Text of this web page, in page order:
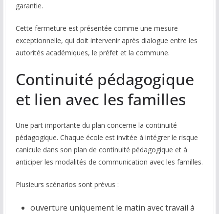
garantie.
Cette fermeture est présentée comme une mesure
exceptionnelle, qui doit intervenir après dialogue entre les
autorités académiques, le préfet et la commune.
Continuité pédagogique
et lien avec les familles
Une part importante du plan concerne la continuité
pédagogique. Chaque école est invitée à intégrer le risque
canicule dans son plan de continuité pédagogique et à
anticiper les modalités de communication avec les familles.
Plusieurs scénarios sont prévus :
ouverture uniquement le matin avec travail à